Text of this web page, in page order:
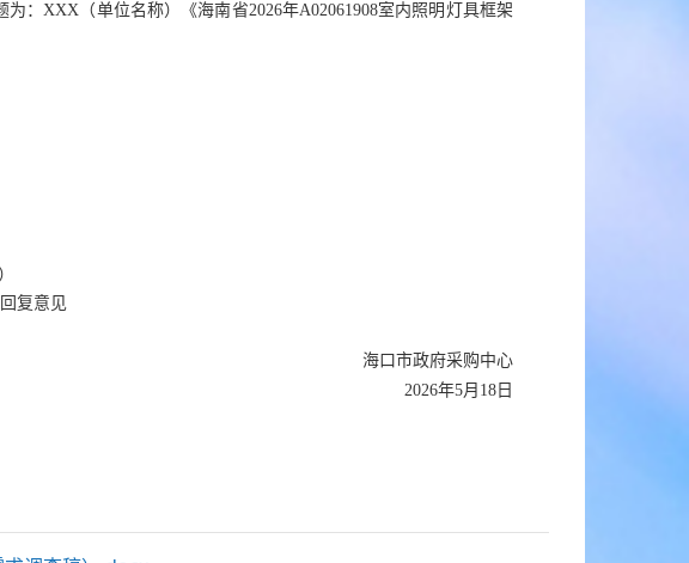
为：XXX（单位名称）《海南省2026年A02061908室内照明灯具框架
复意见
海口市政府采购中心
2026年5月 18 日